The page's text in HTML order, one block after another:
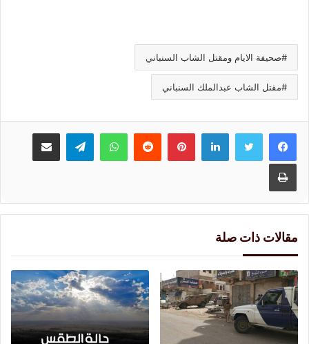
صحيفة الايام ومقتل الشاب السنباني
مقتل الشاب عبدالملك السنباني
لينكدإنبينتيريست واتسابتيلقرام مشاركة عبر البريد
طباعة
مقالات ذات صلة